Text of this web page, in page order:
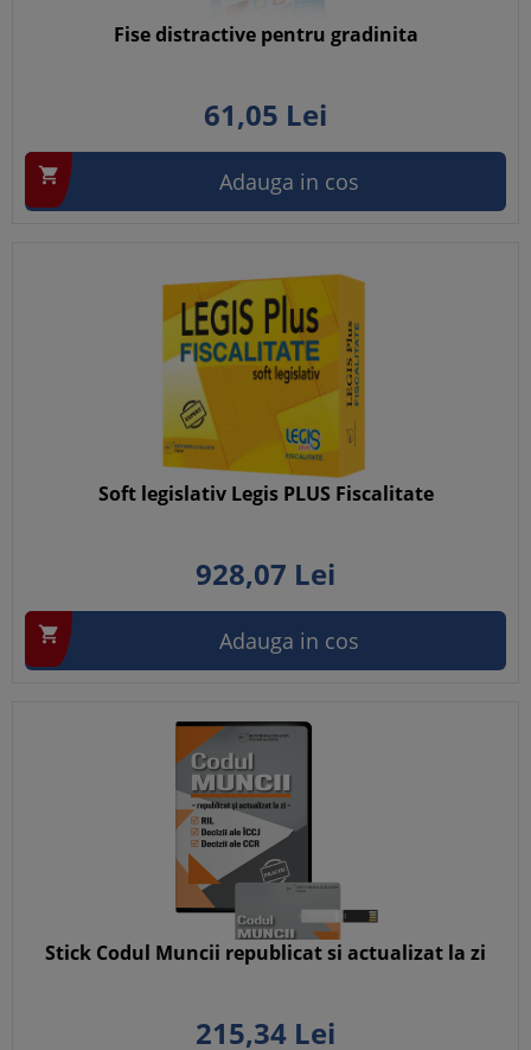
Fise distractive pentru gradinita
61,05 Lei
 Adauga in cos
Soft legislativ Legis PLUS Fiscalitate
928,07 Lei
 Adauga in cos
Stick Codul Muncii republicat si actualizat la zi
215,34 Lei